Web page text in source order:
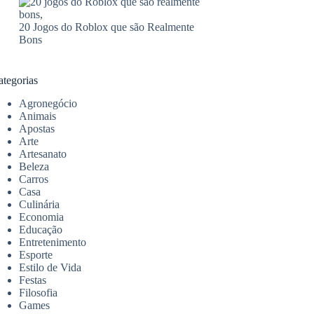
20 Jogos do Roblox que são Realmente
Bons
Agronegócio
Animais
Apostas
Arte
Artesanato
Beleza
Carros
Casa
Culinária
Economia
Educação
Entretenimento
Esporte
Estilo de Vida
Festas
Filosofia
Games